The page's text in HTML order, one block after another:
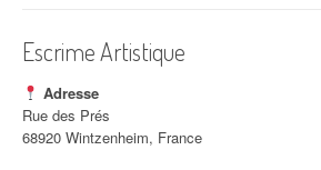
l
e
Escrime Artistique
Adresse
Rue des Prés
68920 Wintzenheim, France